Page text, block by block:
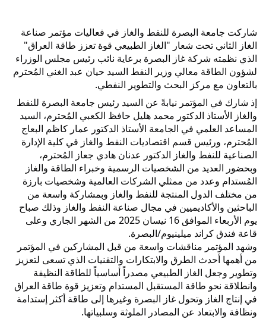
شاركت جامعة البصرة للنفط والغاز في فعاليات مؤتمر صناعة
الغاز الثاني تحت شعار "الغاز الطبيعي قوة تعزز طاقة العراق"
الذي نظمته شركة غاز البصرة برعاية نائب رئيس مجلس الوزراء
لشؤون الطاقة معالي وزير النفط السيد حيان عبد الغني المُحترم
بالتعاون مع مركز البحث والتطوير النفطي.
إذ شارك في المؤتمر نيابةً عن السيد رئيس جامعة البصرة للنفط
والغاز الأستاذ الدكتور محمد هليل حافظ الكعبي المُحترم، السيد
المساعد العلمي في الجامعة الأستاذ الدكتور عمار كاظم البعاج
المُحترم، ورئيس قسم اقتصاديات النفط والغاز في كلية الإدارة
الصناعية للنفط والغاز الدكتور عدنان هادي جعاز المُحترم،
وبحضور العديد من الشخصيات الرسمية وخبراء الطاقة والغاز
المُستدام وعدد من ممثلي الشركات العالمية وشخصيات بارزة
من مختلف الدول المنتجة للنفط والغاز وبمشاركة واسعة من
الباحثين والأكاديميين في مجال صناعة النفط والغاز وذلك صباح
يوم الأربعاء الموافق 16 نيسان 2025 من الشهر الجاري وعلى
قاعة فندق كراند ميلينيوم/البصرة.
وشهد المؤتمر مناقشات واسعة من قبل المشاركين في المؤتمر
من أهمها أحدث الطرق والابتكارات والتقنيات الذي تسعى لتعزيز
وتطوير وجعل الغاز الطبيعي مصدراً أساسياً للطاقة النظيفة
وانطلاقة نحو طاقة المستقبل المستدام وتعزيز قوة طاقة العراق
في إنتاج الغاز وتحول غاز البصرة وغيرها إلى طاقة أكثر إستدامة
ونظافة والابتعاد عن المصادر الملوثة وسلبياتها.